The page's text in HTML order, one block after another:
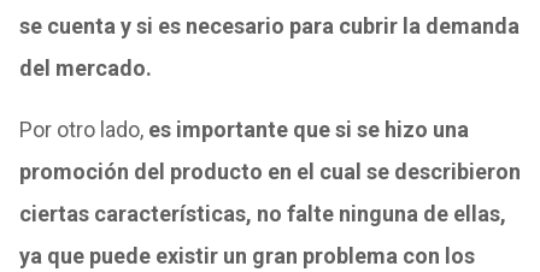
se cuenta y si es necesario para cubrir la demanda
del mercado.
Por otro lado, es importante que si se hizo una
promoción del producto en el cual se describieron
ciertas características, no falte ninguna de ellas,
ya que puede existir un gran problema con los